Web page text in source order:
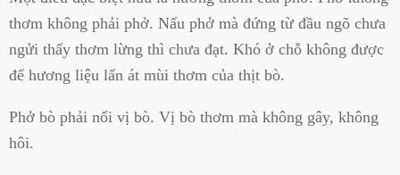
thơm không phải phở. Nấu phở mà đứng từ đầu ngõ chưa
ngửi thấy thơm lừng thì chưa đạt. Khó ở chỗ không được
để hương liệu lấn át mùi thơm của thịt bò.
Phở bò phải nổi vị bò. Vị bò thơm mà không gây, không
hôi.